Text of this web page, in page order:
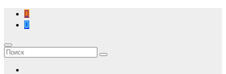
Перейти
содержимому